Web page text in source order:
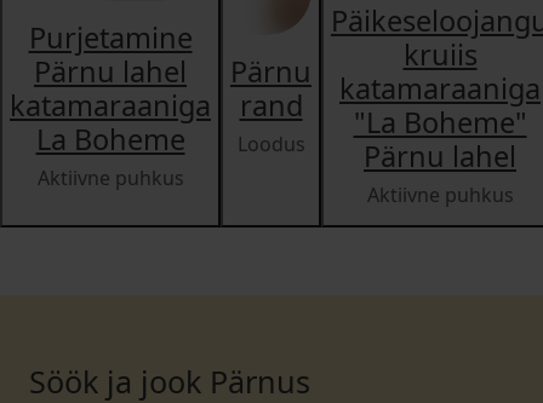
Purjetamine
Pärnu lahel
katamaraaniga
La Boheme
Aktiivne puhkus
Pärnu
rand
Loodus
kruiis
katamaraaniga
"La Boheme"
Pärnu lahel
Aktiivne puhkus
Söök ja jook Pärnus